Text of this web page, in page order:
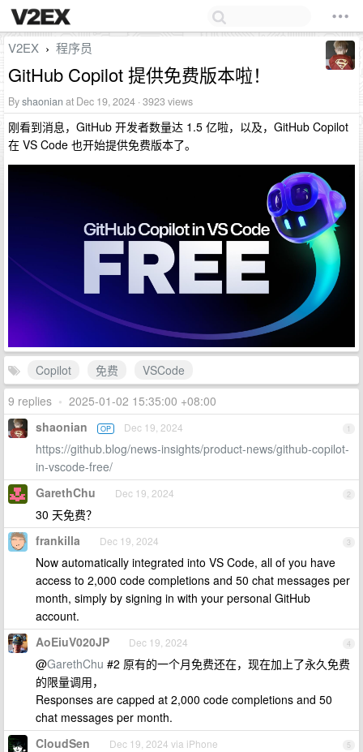
V2EX › 程序员
GitHub Copilot 提供免费版本啦！
Byshaonian at Dec 19, 2024 · 3923 views
刚看到消息，GitHub 开发者数量达 1.5 亿啦，以及，GitHub Copilot
在 VS Code 也开始提供免费版本了。
Copilot 免费
VSCode
9 replies • 2025-01-02 15:35:00 +08:00
1
shaonian OP Dec 19, 2024
https://github.blog/news-insights/product-news/github-copilot-
in-vscode-free/
2
GarethChu Dec 19, 2024
30 天免费？
3
frankilla Dec 19, 2024
Now automatically integrated into VS Code, all of you have
access to 2,000 code completions and 50 chat messages per
month, simply by signing in with your personal GitHub
account.
4
AoEiuV020JP Dec 19, 2024
@GarethChu #2 原有的一个月免费还在，现在加上了永久免费
的限量调用，
Responses are capped at 2,000 code completions and 50
chat messages per month.
5
CloudSen Dec 19, 2024 via iPhone